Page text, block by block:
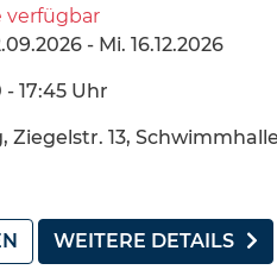
verfügbar
- Mi. 16.12.2026
- 17:45 Uhr
Ziegelstr. 13, Schwimmhalle
WEITERE DETAILS